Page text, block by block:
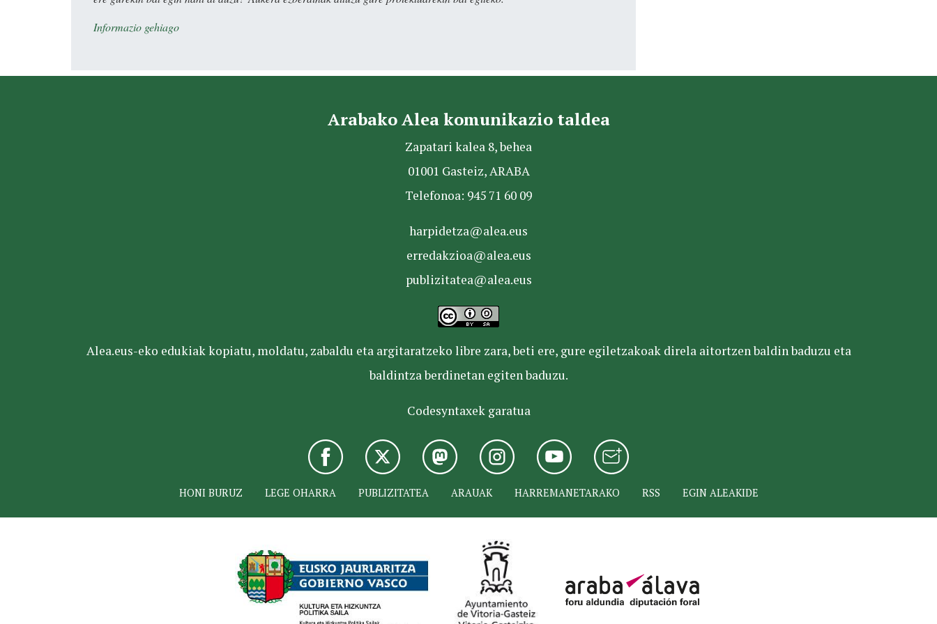
Informazio gehiago
Arabako Alea komunikazio taldea
Zapatari kalea 8, behea
01001 Gasteiz, ARABA
Telefonoa: 945 71 60 09
harpidetza@alea.eus
erredakzioa@alea.eus
publizitatea@alea.eus
Alea.eus-eko edukiak kopiatu, moldatu, zabaldu eta argitaratzeko libre zara, beti ere, gure egiletzakoak direla aitortzen baldin baduzu eta
baldintza berdinetan egiten baduzu.
Codesyntaxek garatua
HONI BURUZ LEGE OHARRA PUBLIZITATEA ARAUAK HARREMANETARAKO RSS EGIN ALEAKIDE